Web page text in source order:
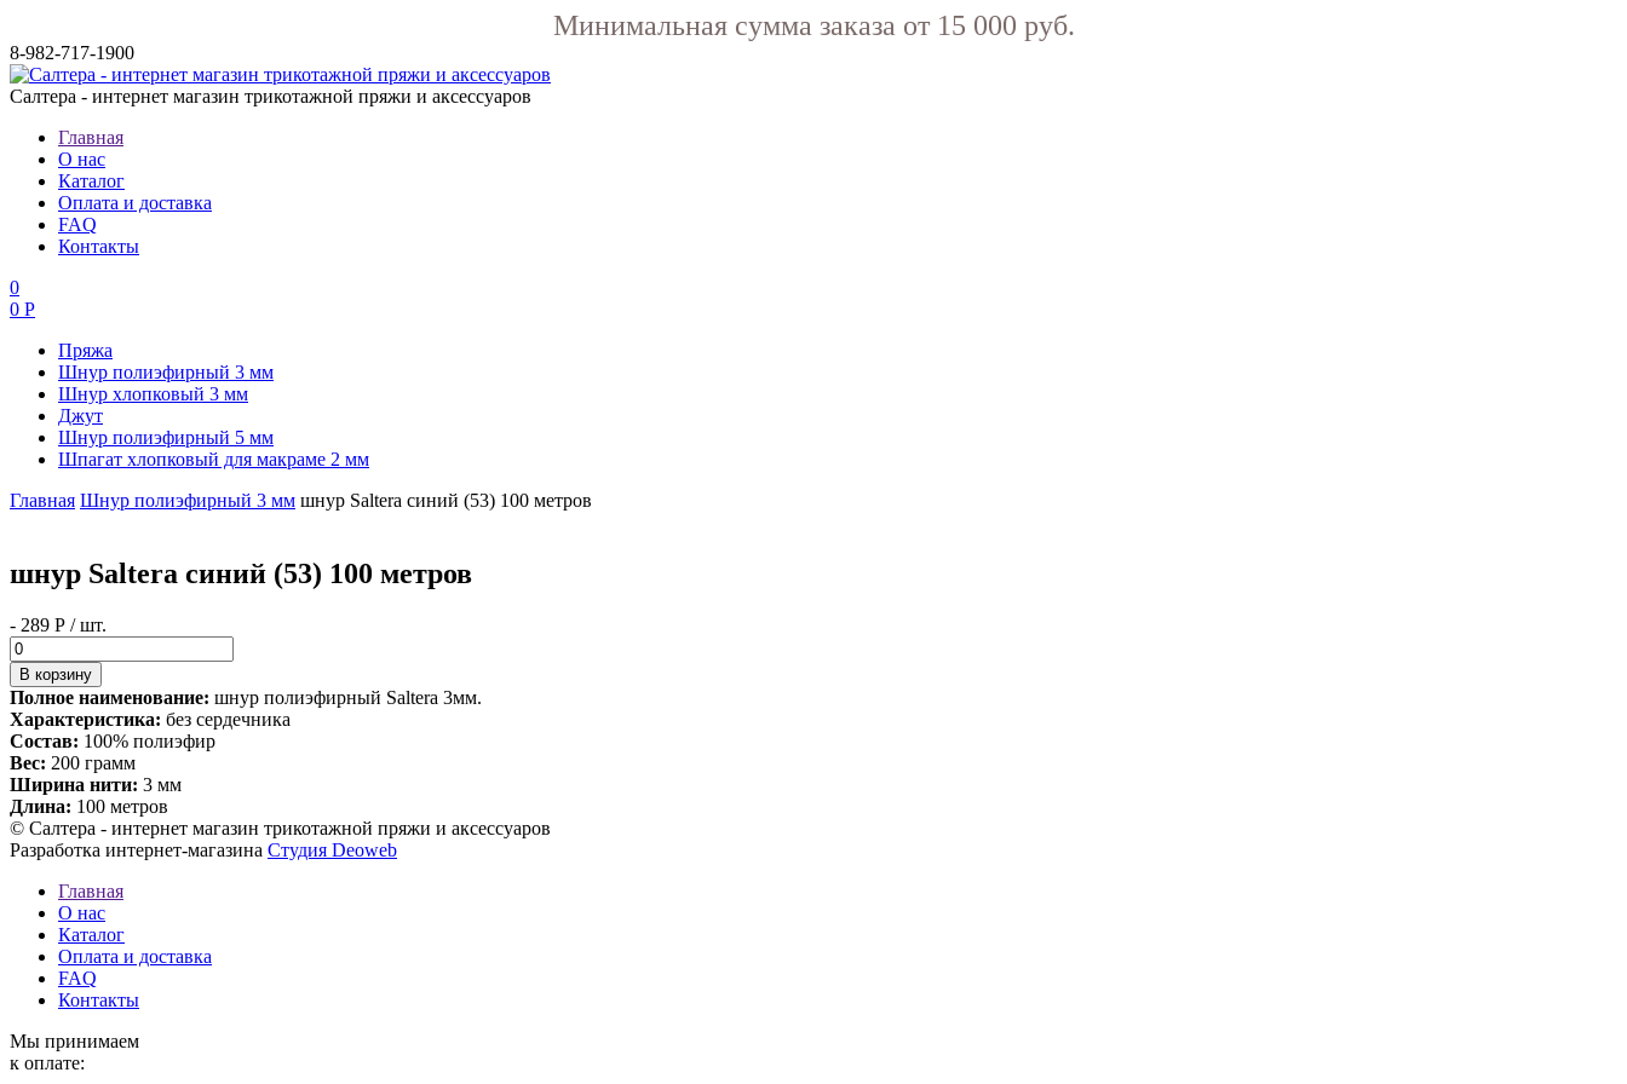
Минимальная сумма заказа от 15 000 руб.
8-982-717-1900
Салтера - интернет магазин трикотажной пряжи и аксессуаров
Главная
О нас
Каталог
Оплата и доставка
FAQ
Контакты
0
0 Р
Пряжа
Шнур полиэфирный 3 мм
Шнур хлопковый 3 мм
Джут
Шнур полиэфирный 5 мм
Шпагат хлопковый для макраме 2 мм
Главная Шнур полиэфирный 3 мм шнур Saltera синий (53) 100 метров
шнур Saltera синий (53) 100 метров
- 289 Р / шт.
Полное наименование: шнур полиэфирный Saltera 3мм.
Характеристика: без сердечника
Состав: 100% полиэфир
Вес: 200 грамм
Ширина нити: 3 мм
Длина: 100 метров
© Салтера - интернет магазин трикотажной пряжи и аксессуаров
Разработка интернет-магазина Студия Deoweb
Главная
О нас
Каталог
Оплата и доставка
FAQ
Контакты
Мы принимаем
к оплате: